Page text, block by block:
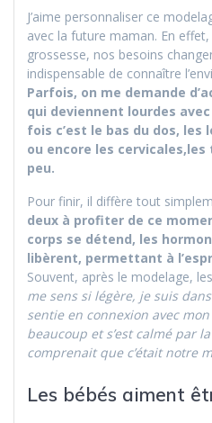
J’aime personnaliser ce
avec la future maman. En
grossesse, nos besoins
indispensable de connaître
Parfois, on me demande
qui deviennent lourdes
fois c’est le bas du dos,
ou encore les
peu.
Pour finir, il diffère tout
deux à profiter de ce
corps se détend, les
libèrent, permettant à
Souvent, après le modelage,
me sens si légère, je suis
sentie en connexion avec
beaucoup et s’est calmé par
comprenait que c’était notre
Les bébés aiment